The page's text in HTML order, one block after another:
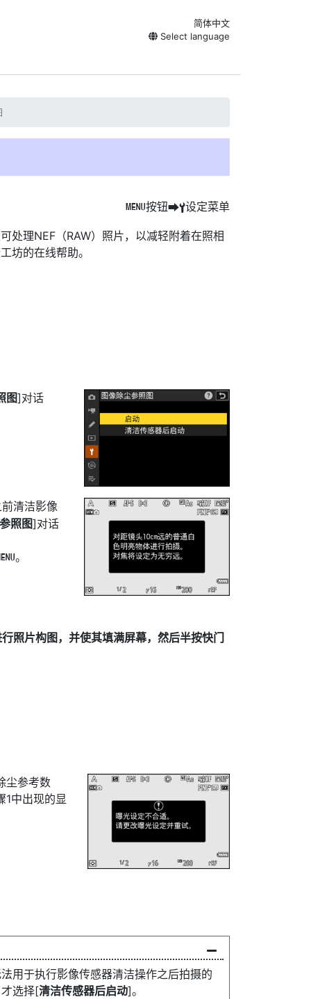
简体中文
Select language
G按钮UB设定菜单
处理NEF（RAW）照片，以减轻附着在照相
坊的在线帮助。
图]对话
清洁影像
照图]对话
。
照片构图，并使其填满屏幕，然后半按快门
尘参考数
1中出现的显
用于执行影像传感器清洁操作之后拍摄的
选择[清洁传感器后启动]。